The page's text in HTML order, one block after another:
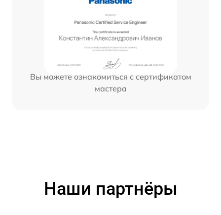
Вы можете ознакомиться с сертификатом
мастера
Наши партнёры